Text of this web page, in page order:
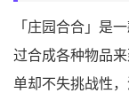
「庄园合合」是
过合成各种物品
单却不失挑战性